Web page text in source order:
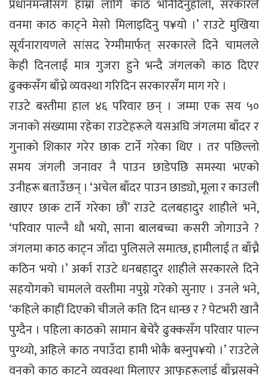
प्रधानमन्त्रीसँग हाम्रा लागि काठ भनिदिनुहोला, सरकारले
वनमा काठ काट्ने मेसो मिलाइदिनु प¥यो ।’ राउटे मुखिया
सूर्यनारायणले सांसद रेग्मीमार्फत् सरकारले दिने चामलले
केही दिनलाई मात्र गुजरा हुने भन्दै जंगलको काठ दिएर
ढुक्कसँग बाँच्ने व्यवस्था गरिदिन सरकारसँग माग गरे ।
राउटे बस्तीमा हाल ४६ परिवार छन् । जम्मा एक सय ५०
जनाको संख्यामा रहेका राउटेहरूले यसअघि जंगलमा बाँदर र
गुनाको शिकार गरेर छाक टार्ने गरेका थिए । तर पछिल्लो
समय जंगली जनावर नै पाउन छाडेपछि समस्या भएको
उनीहरू बताउँछन् । ‘अचेल बाँदर पाउन छाड्यो, मूला र काउली
खाएर छाक टार्ने गरेका छौं’ राउटे दलबहादुर शाहीले भने,
‘परिवार पाल्नै धौ भयो, साना बालबच्चा कसरी जोगाउने ?
जंगलमा काठ काट्न जाँदा पुलिसले समात्छ, हामीलाई त बाँच्नै
कठिन भयो ।’ अर्का राउटे धनबहादुर शाहीले सरकारले दिने
सहयोगको चामलले वस्तीमा नपुग्ने गरेको सुनाए । उनले भने,
‘कहिले काहीं दिएको चीजले कति दिन धान्छ र ? पेटभरी खानै
पुग्दैन । पहिला काठको सामान बेचेरै ढुक्कसँग परिवार पाल्न
पुग्थ्यो, अहिले काठ नपाउँदा हामी भोकै बस्नुप¥यो ।’ राउटेले
वनको काठ काट्ने व्यवस्था मिलाएर आफूहरूलाई बाँच्नसक्ने